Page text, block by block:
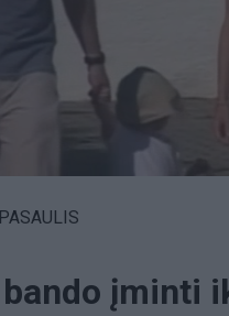
PASAULIS
įminti